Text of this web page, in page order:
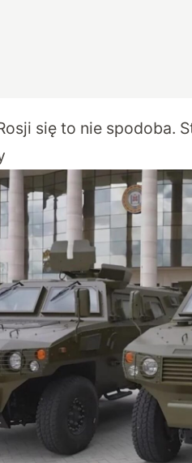
się to nie spodoba.